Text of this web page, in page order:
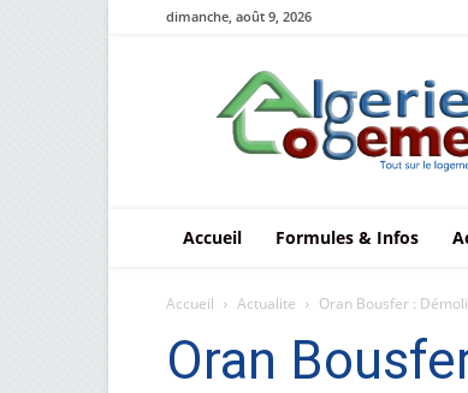
dimanche, août 9, 2026
Le
logement
en
Algérie
Accueil Formules & Infos
Accueil Actualite Oran Bousfer :
Oran